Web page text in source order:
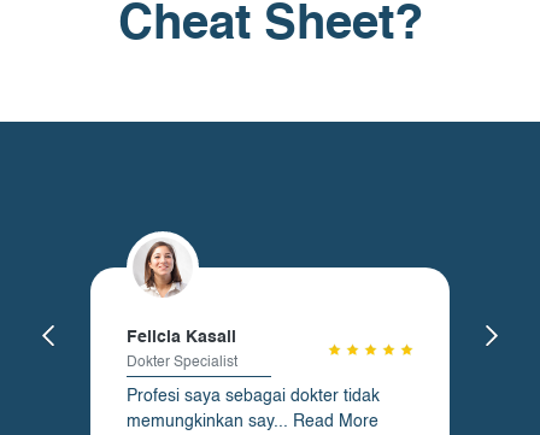
Cheat Sheet?
Felicia Kasali
Dokter Specialist
Profesi saya sebagai dokter tidak
memungkinkan say...
Read More